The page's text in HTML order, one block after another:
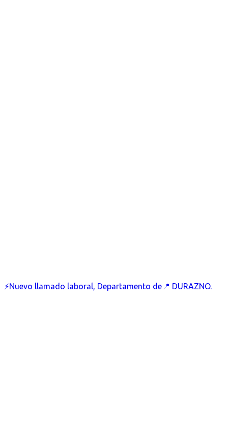
⚡Nuevo llamado laboral, Departamento de📍 DURAZNO.